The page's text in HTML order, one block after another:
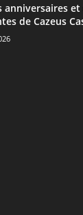
anniversaires
de Cazeus